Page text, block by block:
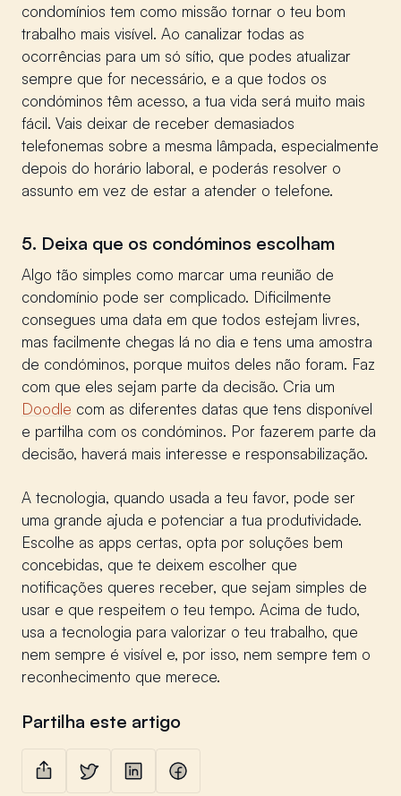
condomínios tem como missão tornar o teu bom
trabalho mais visível. Ao canalizar todas as
ocorrências para um só sítio, que podes atualizar
sempre que for necessário, e a que todos os
condóminos têm acesso, a tua vida será muito mais
fácil. Vais deixar de receber demasiados
telefonemas sobre a mesma lâmpada, especialmente
depois do horário laboral, e poderás resolver o
assunto em vez de estar a atender o telefone.
5. Deixa que os condóminos escolham
Algo tão simples como marcar uma reunião de
condomínio pode ser complicado. Dificilmente
consegues uma data em que todos estejam livres,
mas facilmente chegas lá no dia e tens uma amostra
de condóminos, porque muitos deles não foram. Faz
com que eles sejam parte da decisão. Cria um
Doodle com as diferentes datas que tens disponível
e partilha com os condóminos. Por fazerem parte da
decisão, haverá mais interesse e responsabilização.
A tecnologia, quando usada a teu favor, pode ser
uma grande ajuda e potenciar a tua produtividade.
Escolhe as apps certas, opta por soluções bem
concebidas, que te deixem escolher que
notificações queres receber, que sejam simples de
usar e que respeitem o teu tempo. Acima de tudo,
usa a tecnologia para valorizar o teu trabalho, que
nem sempre é visível e, por isso, nem sempre tem o
reconhecimento que merece.
Partilha este artigo